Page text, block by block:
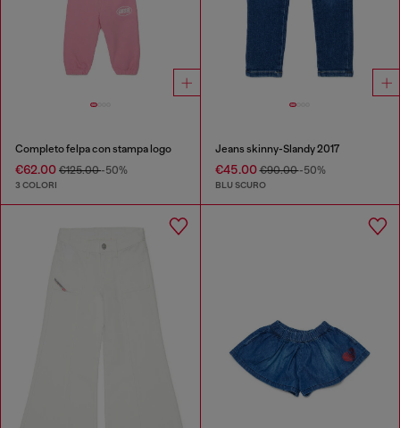
Completo felpa con stampa logo
€62.00 €125.00-50%
3 COLORI
Jeans skinny-Slandy 2017
€45.00€90.00-50%
BLU SCURO